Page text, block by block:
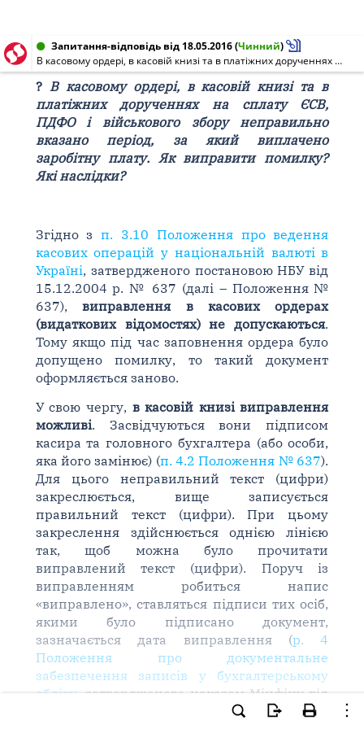
Запитання-відповідь від 18.05.2016(Чинний)
В касовому ордері, в касовій книзі та в платіжних дорученнях на сплату ЄСВ, ПДФО і військового збору неправильно вказано період, за який виплачено заробітну плату. Як виправити помилку? Які наслідки?
? В касовому ордері, в касовій книзі та в
платіжних дорученнях на сплату ЄСВ,
ПДФО і військового збору неправильно
вказано період, за який виплачено
заробітну плату. Як виправити помилку?
Які наслідки?
Згідно зп. 3.10 Положення про ведення
касових операцій у національній валюті в
Україні, затвердженого постановою НБУ від
15.12.2004 р. № 637 (далі – Положення №
637),виправлення в касових ордерах
(видаткових відомостях) не допускаються.
Тому якщо під час заповнення ордера було
допущено помилку, то такий документ
оформляється заново.
У свою чергу, в касовій книзі виправлення
можливі. Засвідчуються вони підписом
касира та головного бухгалтера (або особи,
яка його замінює) (п. 4.2 Положення № 637).
Для цього неправильний текст (цифри)
закреслюється, вище записується
правильний текст (цифри). При цьому
закреслення здійснюється однією лінією
так, щоб можна було прочитати
виправлений текст (цифри). Поруч із
виправленням робиться напис
«виправлено», ставляться підписи тих осіб,
якими було підписано документ,
зазначається дата виправлення (р. 4
Положення про документальне
забезпечення записів у бухгалтерському
обліку, затвердженого наказом Мінфіну від